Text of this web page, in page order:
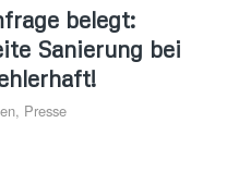
belegt:
Sanierung bei
, Presse